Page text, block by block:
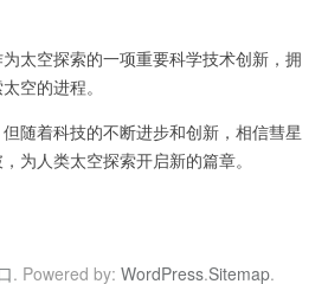
空探索的一项重要科学技术创新，拥
空的进程。
着科技的不断进步和创新，相信彗星
为人类太空探索开启新的篇章。
. Powered by: WordPress.Sitemap.